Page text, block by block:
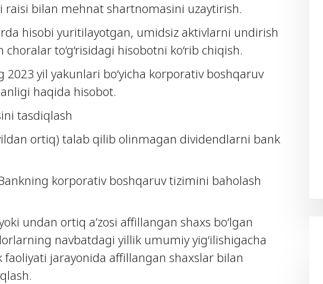
raisi bilan mehnat shartnomasini uzaytirish.
hisobi yuritilayotgan, umidsiz aktivlarni undirish
choralar to‘g‘risidagi hisobotni ko‘rib chiqish.
2023 yil yakunlari bo‘yicha korporativ boshqaruv
haqida hisobot.
tasdiqlash
ortiq) talab qilib olinmagan dividendlarni bank
korporativ boshqaruv tizimini baholash
undan ortiq a’zosi affillangan shaxs bo‘lgan
navbatdagi yillik umumiy yig‘ilishigacha
faoliyati jarayonida affillangan shaxslar bilan